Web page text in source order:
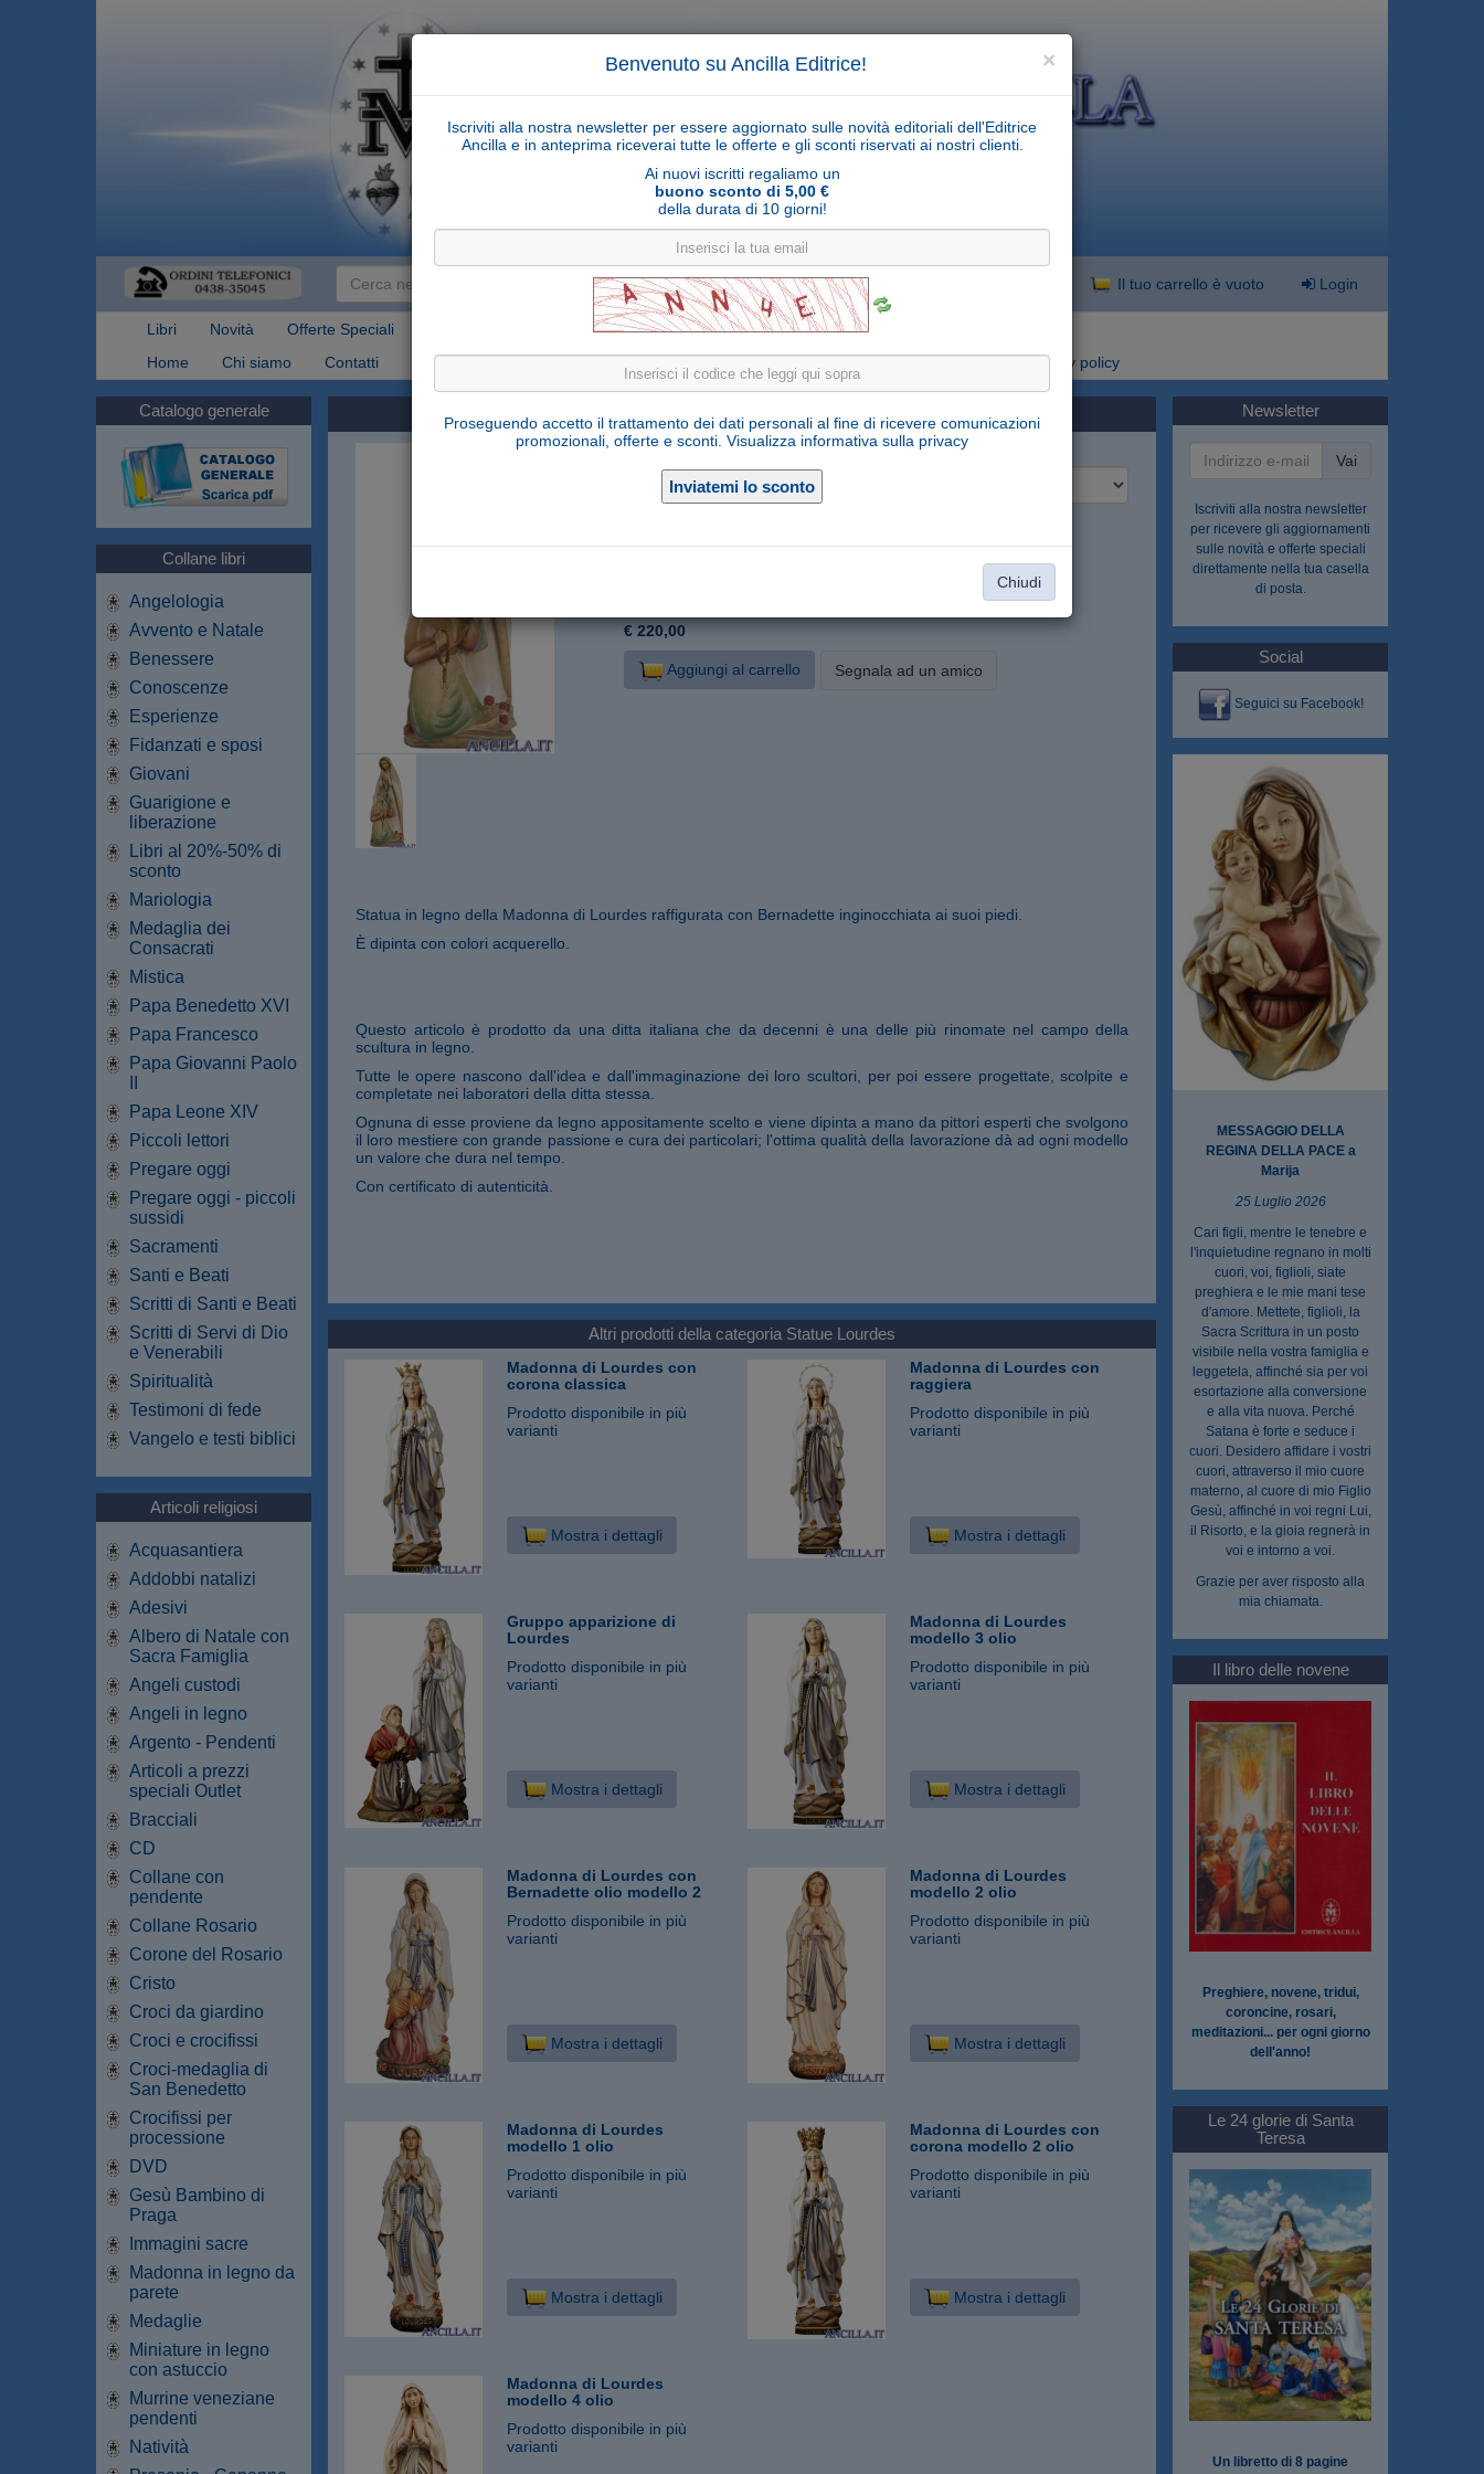
×
Benvenuto su Ancilla Editrice!
Iscriviti alla nostra newsletter per essere aggiornato sulle novità editoriali dell'Editrice
Ancilla e in anteprima riceverai tutte le offerte e gli sconti riservati ai nostri clienti.
Ai nuovi iscritti regaliamo un
buono sconto di 5,00 €
della durata di 10 giorni!
Proseguendo accetto il trattamento dei dati personali al fine di ricevere comunicazioni
promozionali, offerte e sconti. Visualizza informativa sulla privacy
Chiudi
Cerca Il tuo carrello è vuoto Login
Libri Novità Offerte Speciali Collane libri
Articoli religiosi
Home
Chi siamo Contatti Spedizioni Privacy policy
Catalogo generale
Collane libri
Angelologia
Avvento e Natale
Benessere
Conoscenze
Esperienze
Fidanzati e sposi
Giovani
Guarigione e
liberazione
Libri al 20%-50% di
sconto
Mariologia
Medaglia dei
Consacrati
Mistica
Papa Benedetto XVI
Papa Francesco
Papa Giovanni Paolo
Papa Leone XIV
Piccoli lettori
Pregare oggi
Pregare oggi - piccoli
sussidi
Sacramenti
Santi e Beati
Scritti di Santi e Beati
Scritti di Servi di Dio
e Venerabili
Spiritualità
Testimoni di fede
Vangelo e testi biblici
Articoli religiosi
Acquasantiera
Addobbi natalizi
Adesivi
Albero di Natale con
Sacra Famiglia
Angeli custodi
Angeli in legno
Argento - Pendenti
Articoli a prezzi
speciali Outlet
Bracciali
CD
Collane con
pendente
Collane Rosario
Corone del Rosario
Cristo
Croci da giardino
Croci e crocifissi
Croci-medaglia di
San Benedetto
Crocifissi per
processione
DVD
Gesù Bambino di
Praga
Immagini sacre
Madonna in legno da
parete
Medaglie
Miniature in legno
con astuccio
Murrine veneziane
pendenti
Natività
Madonna di Lourdes con Bernadette acquerello
Seleziona una variante
30 cm
€ 220,00
Aggiungi al carrello Segnala ad un amico
Statua in legno della Madonna di Lourdes raffigurata con Bernadette inginocchiata ai suoi piedi.
È dipinta con colori acquerello.
Questo articolo è prodotto da una ditta italiana che da decenni è una delle più rinomate nel campo della
scultura in legno.
Tutte le opere nascono dall'idea e dall'immaginazione dei loro scultori, per poi essere progettate, scolpite e
completate nei laboratori della ditta stessa.
Ognuna di esse proviene da legno appositamente scelto e viene dipinta a mano da pittori esperti che svolgono
il loro mestiere con grande passione e cura dei particolari; l'ottima qualità della lavorazione dà ad ogni modello
un valore che dura nel tempo.
Con certificato di autenticità.
Altri prodotti della categoria Statue Lourdes
Madonna di Lourdes con
corona classica
Prodotto disponibile in più
varianti
Mostra i dettagli
Madonna di Lourdes con
raggiera
Prodotto disponibile in più
varianti
Mostra i dettagli
Gruppo apparizione di
Lourdes
Prodotto disponibile in più
varianti
Mostra i dettagli
Madonna di Lourdes
modello 3 olio
Prodotto disponibile in più
varianti
Mostra i dettagli
Madonna di Lourdes con
Bernadette olio modello 2
Prodotto disponibile in più
varianti
Mostra i dettagli
Madonna di Lourdes
modello 2 olio
Prodotto disponibile in più
varianti
Mostra i dettagli
Madonna di Lourdes
modello 1 olio
Prodotto disponibile in più
varianti
Mostra i dettagli
Madonna di Lourdes con
corona modello 2 olio
Prodotto disponibile in più
varianti
Mostra i dettagli
Madonna di Lourdes
modello 4 olio
Prodotto disponibile in più
varianti
Newsletter
Vai
Iscriviti alla nostra newsletter
per ricevere gli aggiornamenti
sulle novità e offerte speciali
direttamente nella tua casella
di posta.
Social
Seguici su Facebook!
MESSAGGIO DELLA
REGINA DELLA PACE a
Marija
25 Luglio 2026
Cari figli, mentre le tenebre e
l'inquietudine regnano in molti
cuori, voi, figlioli, siate
preghiera e le mie mani tese
d'amore. Mettete, figlioli, la
Sacra Scrittura in un posto
visibile nella vostra famiglia e
leggetela, affinché sia per voi
esortazione alla conversione
e alla vita nuova. Perché
Satana è forte e seduce i
cuori. Desidero affidare i vostri
cuori, attraverso il mio cuore
materno, al cuore di mio Figlio
Gesù, affinché in voi regni Lui,
il Risorto, e la gioia regnerà in
voi e intorno a voi.
Grazie per aver risposto alla
mia chiamata.
Il libro delle novene
Preghiere, novene, tridui,
coroncine, rosari,
meditazioni... per ogni giorno
dell'anno!
Le 24 glorie di Santa
Teresa
Un libretto di 8 pagine